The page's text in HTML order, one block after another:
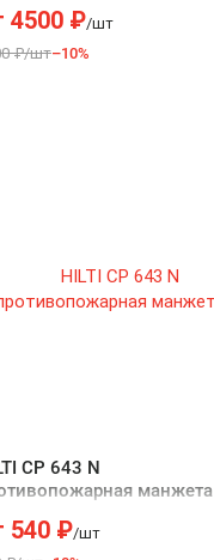
4500₽/шт
₽/шт–10%
CP 643 N
манжета
540₽/шт